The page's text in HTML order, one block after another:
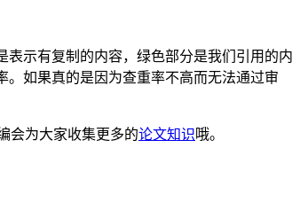
示有复制的内容，绿色部分是我们引用的内
如果真的是因为查重率不高而无法通过审
会为大家收集更多的论文知识哦。